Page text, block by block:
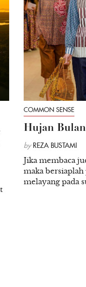
COMMON SENSE
Hujan
by REZA BUSTAMI
Jika membaca
maka
melayang pada